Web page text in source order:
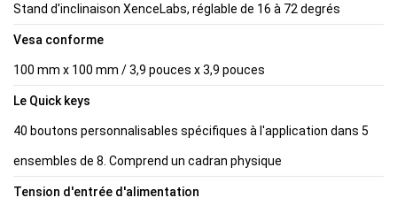
Stand d'inclinaison XenceLabs, réglable de 16 à 72 degrés
Vesa conforme
100 mm x 100 mm / 3,9 pouces x 3,9 pouces
Le Quick keys
40 boutons personnalisables spécifiques à l'application dans 5
ensembles de 8. Comprend un cadran physique
Tension d'entrée d'alimentation